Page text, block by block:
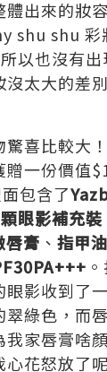
出來的妝
shu shu 彩
以也沒有出
太大的差別
喜比較大
贈一份價值
包含了
眼影補充裝
膏 、 指甲油
影收到了
綠色，而
我家唇膏啥
花怒放了